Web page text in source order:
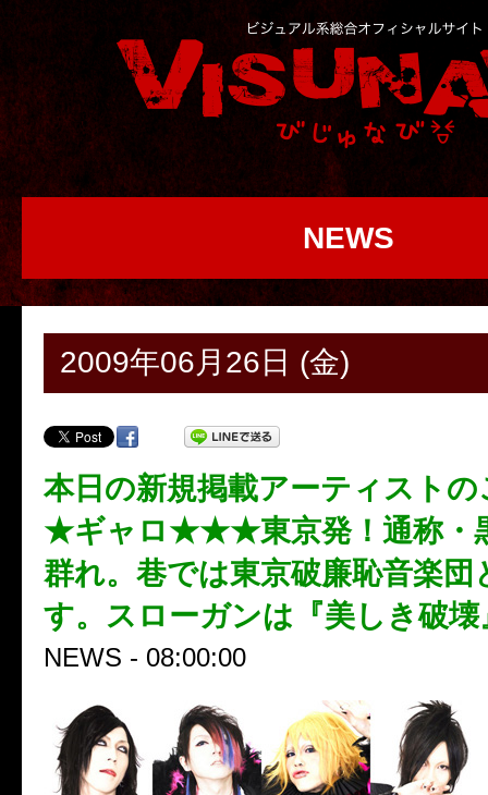
NEWS
2009年06月26日 (金)
本日の新規掲載アーティスト
★ギャロ★★★東京発！通称・
群れ。巷では東京破廉恥音楽団
す。スローガンは『美しき破壊
NEWS - 08:00:00